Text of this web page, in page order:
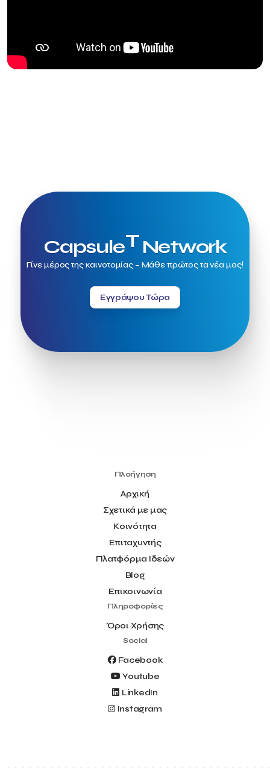
CapsuleTNetwork
Γίνε μέρος της καινοτομίας – Μάθε πρώτος τα νέα μας!
Εγγράψου Τώρα
Πλοήγηση
Αρχική
Σχετικά με μας
Κοινότητα
Επιταχυντής
Πλατφόρμα Ιδεών
Blog
Επικοινωνία
Πληροφορίες
Όροι Χρήσης
Social
Facebook
Youtube
LinkedIn
Instagram